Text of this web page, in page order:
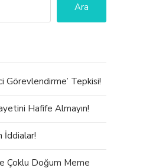
Ara
Görevlendirme’ Tepkisi!
Hafife Almayın!
İddialar!
Çoklu Doğum Meme